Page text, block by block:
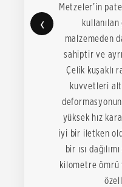
‹
Metzeler’in
malzemeden
sahiptir ve
Çelik kuşaklı
kuvvetleri
yüksek hız
iyi bir iletken
bir ısı
kilometre ömrü